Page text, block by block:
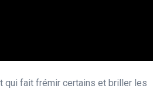
qui fait frémir certains et briller les